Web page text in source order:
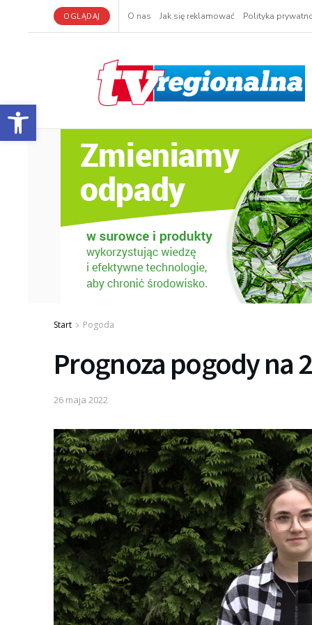
Otwórz pasek narzędzi
OGLĄDAJ O nas Jak się reklamować Polityka
Start Pogoda
Prognoza pogody na
26 maja 2022